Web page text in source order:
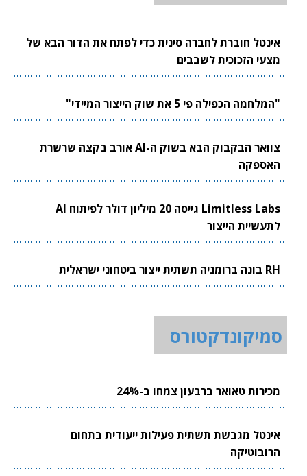
אינטל חוברת לחברה סינית כדי לפתח את הדור הבא של
מצעי הזכוכית לשבבים
"המלחמה הכפילה פי 5 את שוק הייצור המיידי"
צוואר הבקבוק הבא בשוק ה-AI אורב בקצה שרשרת
האספקה
Limitless Labs גייסה 20 מיליון דולר לפיתוח AI
לתעשיית הייצור
RH בונה ברומניה תשתית ייצור ביטחוני ישראלית
סמיקונדקטורס
מכירות טאואר ברבעון צמחו ב-24%
אינטל מגבשת תשתית פעילות ייעודית בתחום
הרובוטיקה